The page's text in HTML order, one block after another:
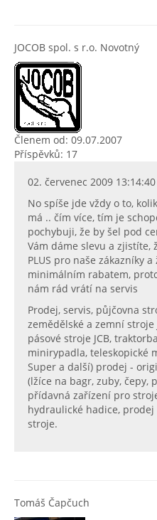
JOCOB spol. s r.o. Novotný
Členem od: 09.07.2007
Příspěvků: 17
02. červenec 2009 13:14:40
No spíše jde vždy o to,
má .. čím více, tím je
pochybuji, že by šel pod
Vám dáme slevu a zjistíte,
PLUS pro naše zákazníky
minimálním rabatem,
nám rád vrátí na servis
Prodej, servis, půjčovna
zemědělské a zemní stroje
pásové stroje JCB,
minirypadla, teleskopické
Super a další) prodej -
(lžíce na bagr, zuby, čepy,
přídavná zařízení pro
hydraulické hadice,
stroje.
Tomáš Čapčuch